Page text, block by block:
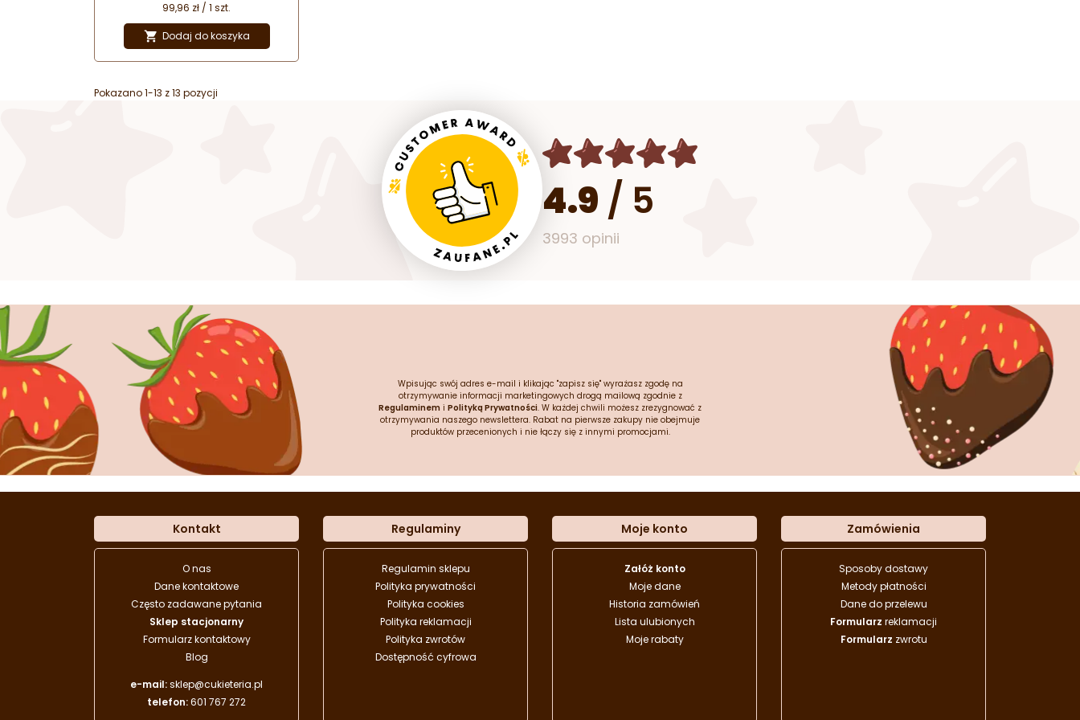
połączenie najwyższej jakości
bezpieczeństwo pracy oraz
wyjątkowe wzornictwo doceniane
przez najlepszych szefów kuchni na
wybierzesz?
99,96 zł / 1 szt.
 Dodaj do koszyka
Pokazano 1-13 z 13 pozycji
4.9 / 5
3993 opinii
Wpisując swój adres e-mail i klikając "zapisz się" wyrażasz zgodę na
otrzymywanie informacji marketingowych drogą mailową zgodnie z
Regulaminem i Polityką Prywatności. W każdej chwili możesz zrezygnować z
otrzymywania naszego newslettera. Rabat na pierwsze zakupy nie obejmuje
produktów przecenionych i nie łączy się z innymi promocjami.
Kontakt
O nas
Dane kontaktowe
Często zadawane pytania
Sklep stacjonarny
Formularz kontaktowy
Blog
e-mail:sklep@cukieteria.pl
telefon:601 767 272
Regulaminy
Regulamin sklepu
Polityka prywatności
Polityka cookies
Polityka reklamacji
Polityka zwrotów
Dostępność cyfrowa
Moje konto
Załóż konto
Moje dane
Historia zamówień
Lista ulubionych
Moje rabaty
Zamówienia
Sposoby dostawy
Metody płatności
Dane do przelewu
Formularz reklamacji
Formularz zwrotu